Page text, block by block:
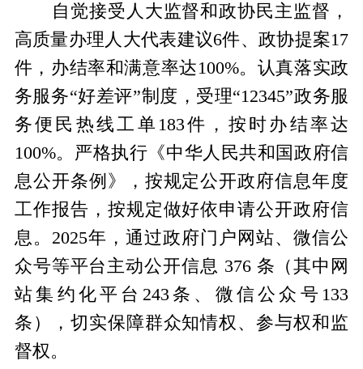
自觉接受人大监督和政协民主监督，
高质量办理人大代表建议6件、政协提案17
件，办结率和满意率达100%。认真落实政
务服务“好差评”制度，受理“12345”政务服
务便民热线工单183件，按时办结率达
100%。严格执行《中华人民共和国政府信
息公开条例》，按规定公开政府信息年度
工作报告，按规定做好依申请公开政府信
息。2025年，通过政府门户网站、微信公
众号等平台主动公开信息 376 条（其中网
站集约化平台243条、微信公众号133
条），切实保障群众知情权、参与权和监
督权。